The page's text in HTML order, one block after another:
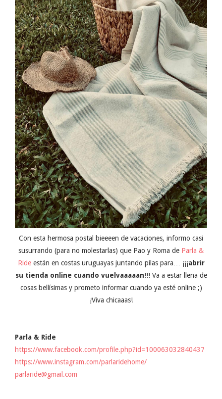
Con esta hermosa postal bieeeen de vacaciones, informo casi
susurrando (para no molestarlas) que Pao y Roma de Parla &
Rideestán en costas uruguayas juntando pilas para… ¡¡¡abrir
su tienda online cuando vuelvaaaaan!!! Va a estar llena de
cosas bellísimas y prometo informar cuando ya esté online ;)
¡Viva chicaaas!
Parla & Ride
https://www.facebook.com/profile.php?id=100063032840437
https://www.instagram.com/parlaridehome/
parlaride@gmail.com